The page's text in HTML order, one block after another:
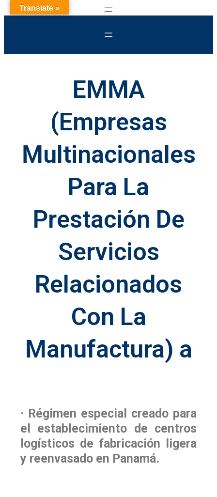
EMMA
(Empresas
Multinacionales
Para La
Prestación De
Servicios
Relacionados
Con La
Manufactura) a
· Régimen especial creado para
el establecimiento de centros
logísticos de fabricación ligera
y reenvasado en Panamá.
Translate »